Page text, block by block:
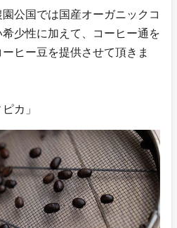
公国では国産オーガニックコ
少性に加えて、コーヒー通を
ヒー豆を提供させて頂きま
カ」